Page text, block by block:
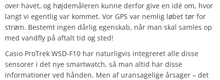
over havet, og højdemåleren kunne derfor give en idé om, hvor
langt vi egentlig var kommet. Vor GPS var nemlig løbet tør for
strøm. Bestemt ingen dårlig egenskab, når man skal samles op
med vandfly på aftalt tid og sted!
Casio ProTrek WSD-F10 har naturligvis integreret alle disse
sensorer i det nye smartwatch, så man altid har disse
informationer ved hånden. Men af uransagelige årsager – det